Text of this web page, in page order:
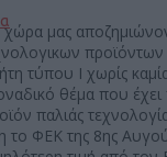
μας
τύπου Ι χωρίς
θέμα που έχει
παλιάς
το ΦΕΚ της 8ης